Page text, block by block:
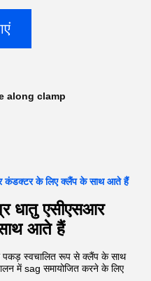
along clamp
कंडक्टर के लिए क्लैंप के साथ आते हैं
धातु एसीएसआर
आते हैं
पकड़ स्वचालित रूप से क्लैंप के साथ
में sag समायोजित करने के लिए